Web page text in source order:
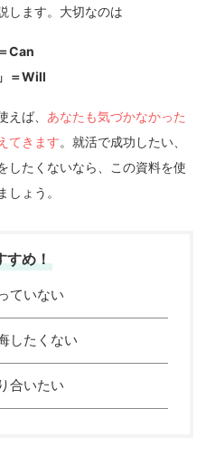
します。大切なのは
Can
＝Will
ば、 あなたも気づかなかった
てきます。就活で成功したい、
したくないなら、この資料を使
しょう。
すめ！
ていない
したくない
合いたい